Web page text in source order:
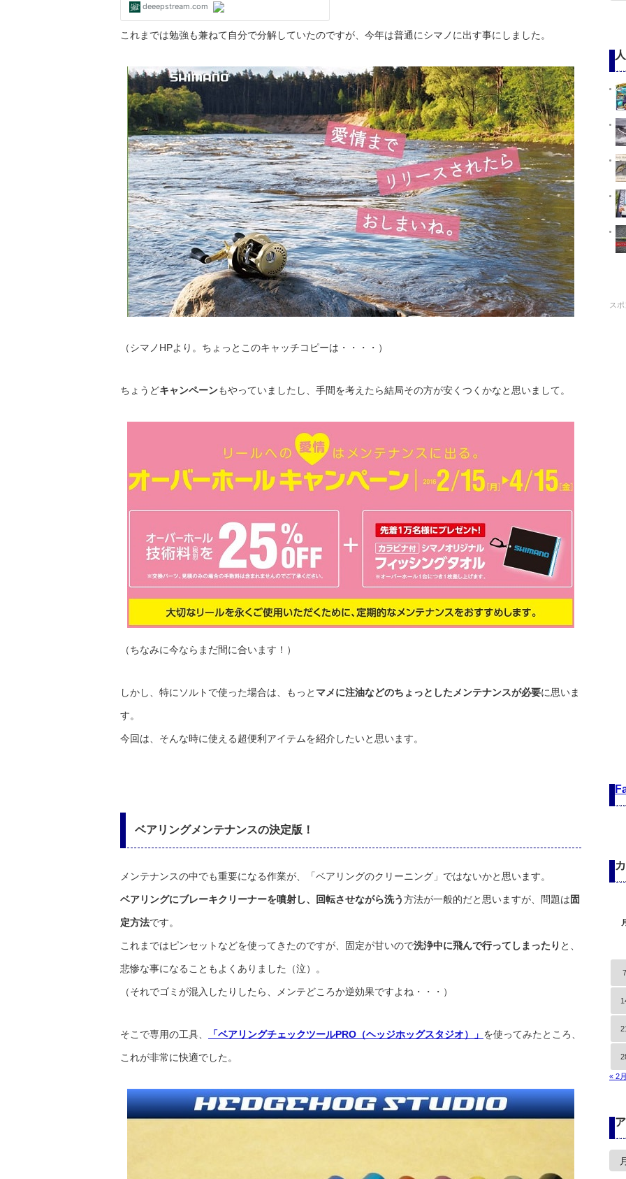
これまでは勉強も兼ねて自分で分解していたのですが、今年は普通にシマノに出す事にしました。
（シマノHPより。ちょっとこのキャッチコピーは・・・・）
ちょうどキャンペーンもやっていましたし、手間を考えたら結局その方が安くつくかなと思いまして。
（ちなみに今ならまだ間に合います！）
しかし、特にソルトで使った場合は、もっと マメに注油などのちょっとしたメンテナンスが必要に思いま
す。
今回は、そんな時に使える超便利アイテムを紹介したいと思います。
ベアリングメンテナンスの決定版！
メンテナンスの中でも重要になる作業が、「ベアリングのクリーニング」ではないかと思います。
ベアリングにブレーキクリーナーを噴射し、回転させながら洗う方法が一般的だと思いますが、問題は固
定方法です。
これまではピンセットなどを使ってきたのですが、固定が甘いので洗浄中に飛んで行ってしまったり と、
悲惨な事になることもよくありました（泣）。
（それでゴミが混入したりしたら、メンテどころか逆効果ですよね・・・）
そこで専用の工具、 「ベアリングチェックツールPRO（ヘッジホッグスタジオ）」 を使ってみたところ、
これが非常に快適でした。
ス
7
« 2月
ア